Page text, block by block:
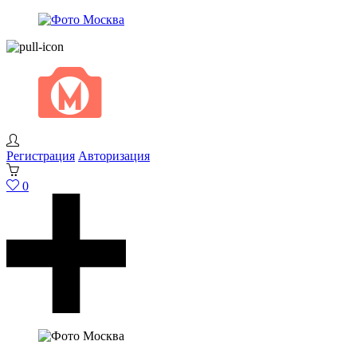
Регистрация Авторизация
0